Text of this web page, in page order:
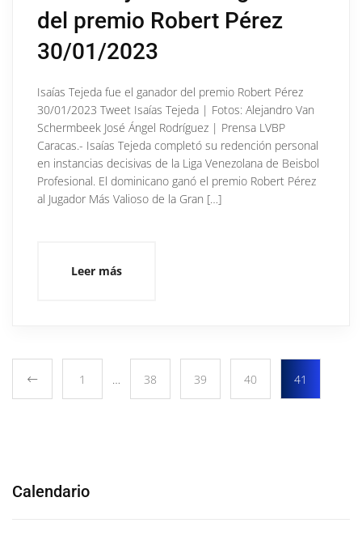
del premio Robert Pérez
30/01/2023
Isaías Tejeda fue el ganador del premio Robert Pérez
30/01/2023 Tweet Isaías Tejeda | Fotos: Alejandro Van
Schermbeek José Ángel Rodríguez | Prensa LVBP
Caracas.- Isaías Tejeda completó su redención personal
en instancias decisivas de la Liga Venezolana de Beisbol
Profesional. El dominicano ganó el premio Robert Pérez
al Jugador Más Valioso de la Gran […]
Leer más
1 … 38 39 40 41
Calendario